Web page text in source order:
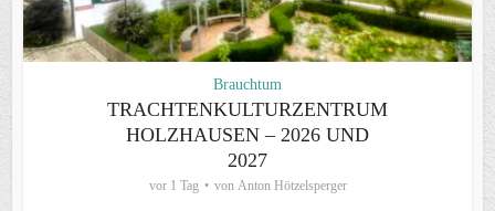
Brauchtum
TRACHTENKULTURZENTRUM
HOLZHAUSEN – 2026 UND
2027
vor 1 Tag von Anton Hötzelsperger